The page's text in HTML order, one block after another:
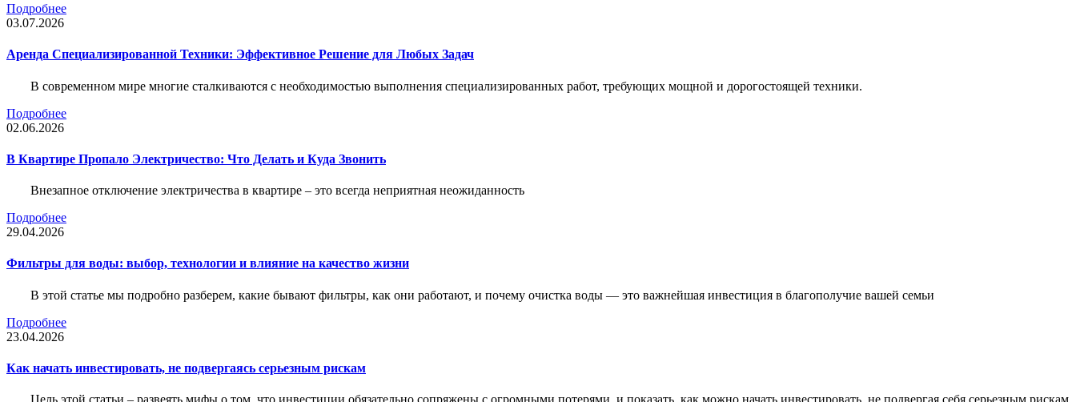
Подробнее
03.07.2026
Аренда Специализированной Техники: Эффективное Решение для Любых Задач
В современном мире многие сталкиваются с необходимостью выполнения специализированных работ, требующих мощной и дорогостоящей техники.
Подробнее
02.06.2026
В Квартире Пропало Электричество: Что Делать и Куда Звонить
Внезапное отключение электричества в квартире – это всегда неприятная неожиданность
Подробнее
29.04.2026
Фильтры для воды: выбор, технологии и влияние на качество жизни
В этой статье мы подробно разберем, какие бывают фильтры, как они работают, и почему очистка воды — это важнейшая инвестиция в благополучие вашей семьи
Подробнее
23.04.2026
Как начать инвестировать, не подвергаясь серьезным рискам
Цель этой статьи – развеять мифы о том, что инвестиции обязательно сопряжены с огромными потерями, и показать, как можно начать инвестировать, не подвергая себя серьезным рискам